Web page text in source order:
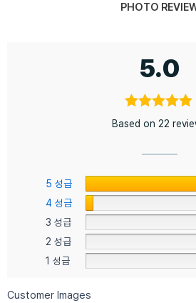
PHOTO
5.0
Based on 22
5 성급
4 성급
3 성급
2 성급
1 성급
Customer Images